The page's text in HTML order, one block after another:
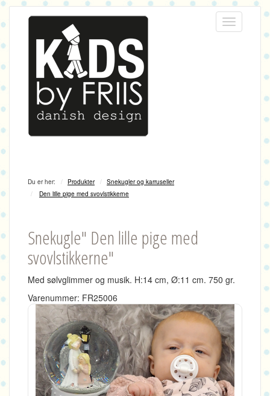
Menu
Du er her: Produkter
Snekugler og karruseller
Den lille pige med svovlstikkerne
Snekugle" Den lille pige med
svovlstikkerne"
Med sølvglimmer og musik. H:14 cm, Ø:11 cm. 750 gr.
Varenummer: FR25006